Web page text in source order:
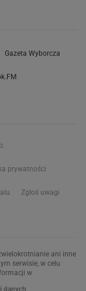
Gazeta Wyborcza
prywatności
Zgłoś uwagi
ani inne
serwisie, w celu
w
danych